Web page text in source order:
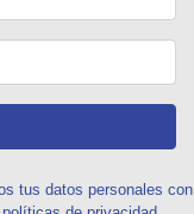
tus datos personales con